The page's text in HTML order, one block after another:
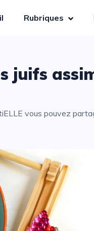
Rubriques
juifs